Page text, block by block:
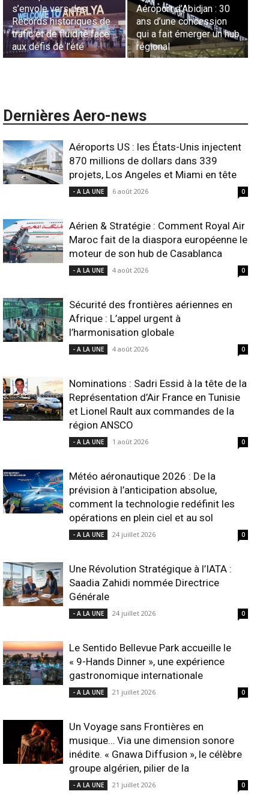
Sécurité des frontières
aériennes en Afrique :
L’appel urgent à
l’harmonisation globale
France en Tunisie et
Lionel Rault aux
commandes de la région
ANSCO
Dernières Aero-news
Aéroports US : les États-Unis injectent
870 millions de dollars dans 339
projets, Los Angeles et Miami en tête
- A LA UNE 6 août 2026 0
Aérien & Stratégie : Comment Royal Air
Maroc fait de la diaspora européenne le
moteur de son hub de Casablanca
- A LA UNE 4 août 2026 0
Sécurité des frontières aériennes en
Afrique : L’appel urgent à
l’harmonisation globale
- A LA UNE 4 août 2026 0
Nominations : Sadri Essid à la tête de la
Représentation d’Air France en Tunisie
et Lionel Rault aux commandes de la
région ANSCO
- A LA UNE 1 août 2026 0
Météo aéronautique 2026 : De la
prévision à l’anticipation absolue,
comment la technologie redéfinit les
opérations en plein ciel et au sol
- A LA UNE 24 juillet 2026 0
Une Révolution Stratégique à l’IATA :
Saadia Zahidi nommée Directrice
Générale
- A LA UNE 24 juillet 2026 0
Le Sentido Bellevue Park accueille le
« 9-Hands Dinner », une expérience
gastronomique internationale
- A LA UNE 21 juillet 2026 0
Un Voyage sans Frontières en
musique… Via une dimension sonore
inédite. « Gnawa Diffusion », le célèbre
groupe algérien, pilier de la
- A LA UNE 21 juillet 2026 0